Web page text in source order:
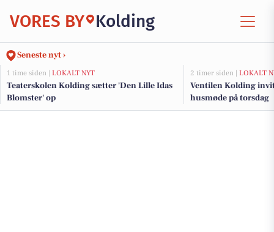
VORES BY Kolding
Seneste nyt ›
1 time siden | LOKALT NYT
Teaterskolen Kolding sætter 'Den Lille Idas
Blomster' op
2 timer siden | LOKALT
Ventilen Kolding
husmøde på torsdag